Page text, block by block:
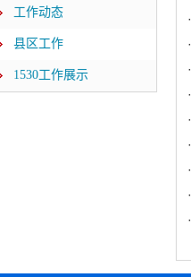
工作动态
县区工作
1530工作展示
·
·
·
·
·
·
·
·
·